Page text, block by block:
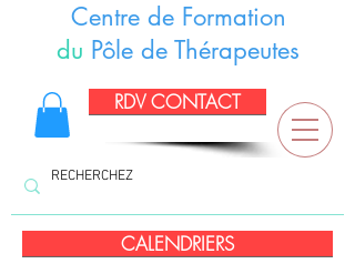
Centre de Formation
du Pôle de Thérapeutes
RDV CONTACT
CALENDRIERS